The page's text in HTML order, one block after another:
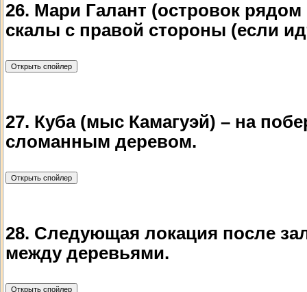
26. Мари Галант (островок
скалы с правой стороны (если
27. Куба (мыс Камагуэй) – на
сломанным деревом.
28. Следующая локация после
между деревьями.